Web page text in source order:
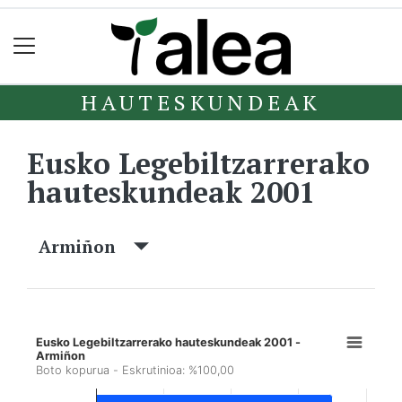
HAUTESKUNDEAK
Eusko Legebiltzarrerako
hauteskundeak 2001
Armiñon
Eusko Legebiltzarrerako hauteskundeak 2001 -
Armiñon
Boto kopurua - Eskrutinioa: %100,00